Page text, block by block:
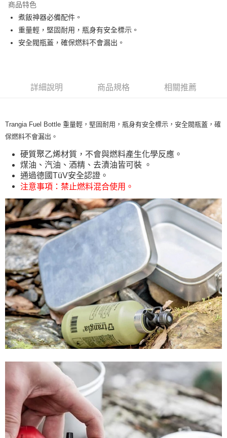
臺灣中小企業銀行
匯豐（台灣）商業銀行
聯邦商業銀行
遠東國際商業銀行
元大商業銀行
Apple Pay
ATM付款
7-11取貨付款
付款後7-11取貨
每筆NT$60，滿NT$490(含以上)免運費
宅配
每筆NT$80，滿NT$490(含以上)免運費
離島宅配
每筆NT$80，滿NT$490(含以上)免運費
付款後門市自取
免運費
商品特色
煮飯神器必備配件。
重量輕，堅固耐用，瓶身有安全標示。
安全閥瓶蓋，確保燃料不會漏出。
詳細說明 商品規格 相關推薦
Trangia Fuel Bottle 重量輕，堅固耐用，瓶身有安全標示，安全閥瓶蓋，確
保燃料不會漏出。
硬質聚乙烯材質，不會與燃料產生化學反應。
煤油、汽油、酒精、去漬油皆可裝 。
通過德國TüV安全認證。
注意事項：禁止燃料混合使用。